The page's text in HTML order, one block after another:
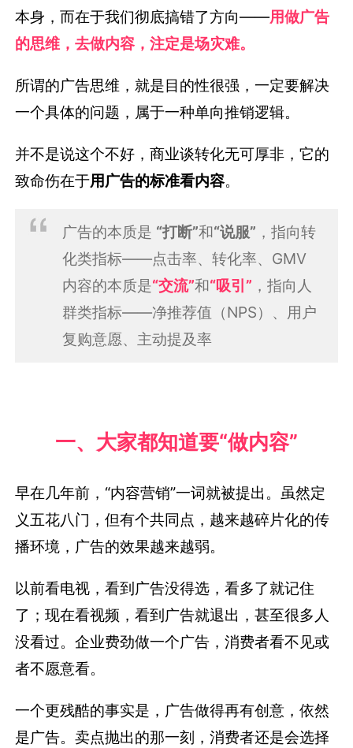
本身，而在于我们彻底搞错了方向——用做广告
的思维，去做内容，注定是场灾难。
所谓的广告思维，就是目的性很强，一定要解决
一个具体的问题，属于一种单向推销逻辑。
并不是说这个不好，商业谈转化无可厚非，它的
致命伤在于用广告的标准看内容。
广告的本质是 “打断”和“说服” ，指向转
化类指标——点击率、转化率、GMV
内容的本质是“交流”和“吸引” ，指向人
群类指标——净推荐值（NPS）、用户
复购意愿、主动提及率
一、大家都知道要“做内容”
早在几年前，“内容营销”一词就被提出。虽然定
义五花八门，但有个共同点，越来越碎片化的传
播环境，广告的效果越来越弱。
以前看电视，看到广告没得选，看多了就记住
了；现在看视频，看到广告就退出，甚至很多人
没看过。企业费劲做一个广告，消费者看不见或
者不愿意看。
一个更残酷的事实是，广告做得再有创意，依然
是广告。卖点抛出的那一刻，消费者还是会选择